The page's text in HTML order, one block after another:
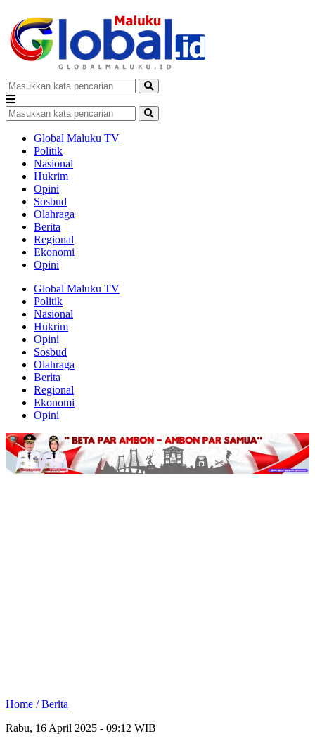
Global Maluku TV
Politik
Nasional
Hukrim
Opini
Sosbud
Olahraga
Berita
Regional
Ekonomi
Opini
Global Maluku TV
Politik
Nasional
Hukrim
Opini
Sosbud
Olahraga
Berita
Regional
Ekonomi
Opini
Home /Berita
Rabu, 16 April 2025 - 09:12 WIB